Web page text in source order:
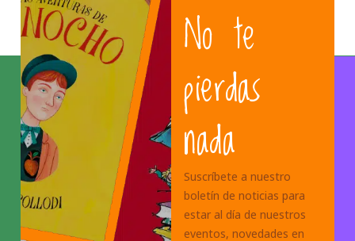
No te
pierdas
nada
Suscríbete a nuestro
boletín de noticias para
estar al día de nuestros
eventos, novedades en